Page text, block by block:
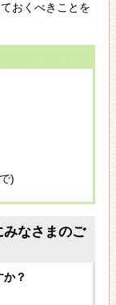
おくべきことを
)
みなさまのご
？